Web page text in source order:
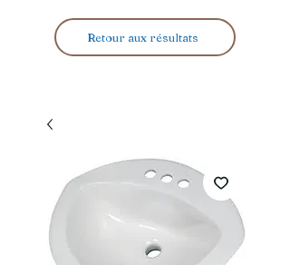
Retour aux résultats